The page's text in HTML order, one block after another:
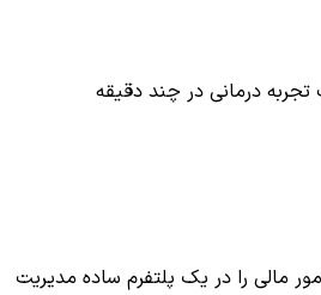
درمانی در چند دقیقه
مالی را در یک پلتفرم ساده مدیریت